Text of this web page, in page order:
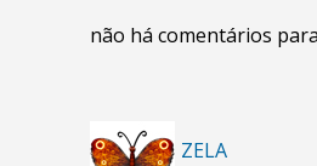
não há comentários
ZELA